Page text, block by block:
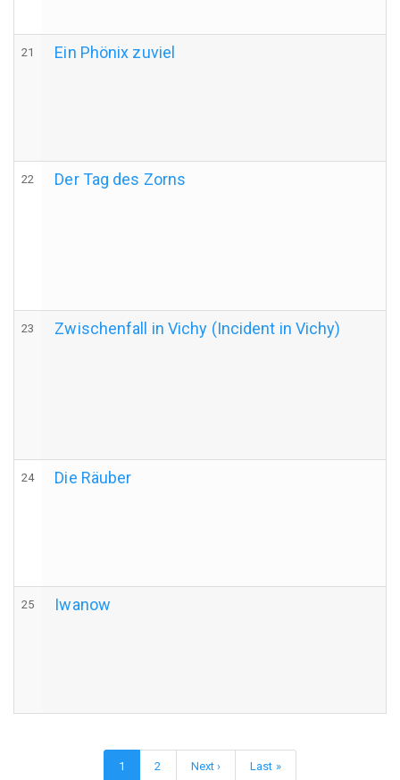
21 Ein Phönix zuviel
22 Der Tag des Zorns
23 Zwischenfall in Vichy (Incident in Vichy)
24 Die Räuber
25 Iwanow
Seitennummerierung
Aktuelle
1 Page
2 Nächste
Next › Letzte
Last »